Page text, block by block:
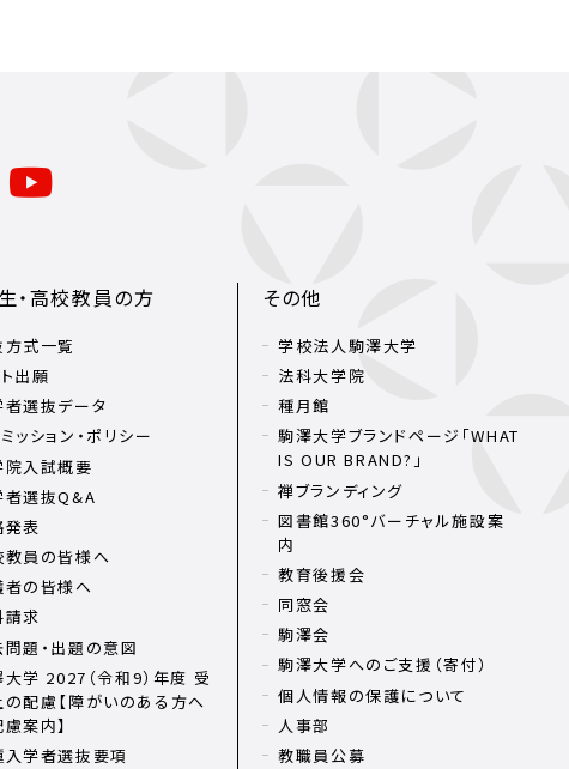
・高校教員の方
方式一覧
出願
者選抜データ
ッション・ポリシー
院入試概要
者選抜Q&A
発表
教員の皆様へ
者の皆様へ
請求
題・出題の意図
学 2027（令和9）年度 受
配慮【障がいのある方へ
案内】
入学者選抜要項
その他
学校法人駒澤大学
法科大学院
種月館
駒澤大学ブランドページ「WHAT
IS OUR BRAND?」
禅ブランディング
図書館360°バーチャル施設案
内
教育後援会
同窓会
駒澤会
駒澤大学へのご支援（寄付）
個人情報の保護について
人事部
教職員公募